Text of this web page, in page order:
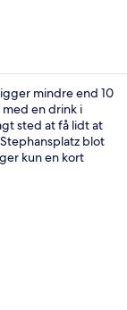
mindre end 10
en drink i
sted at få lidt at
blot
kun en kort
ligger 6